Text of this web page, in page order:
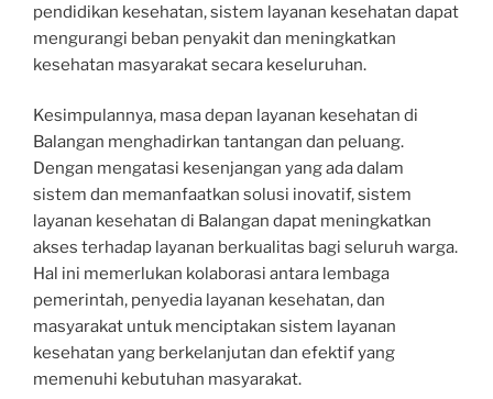
pendidikan kesehatan, sistem layanan kesehatan dapat
mengurangi beban penyakit dan meningkatkan
kesehatan masyarakat secara keseluruhan.
Kesimpulannya, masa depan layanan kesehatan di
Balangan menghadirkan tantangan dan peluang.
Dengan mengatasi kesenjangan yang ada dalam
sistem dan memanfaatkan solusi inovatif, sistem
layanan kesehatan di Balangan dapat meningkatkan
akses terhadap layanan berkualitas bagi seluruh warga.
Hal ini memerlukan kolaborasi antara lembaga
pemerintah, penyedia layanan kesehatan, dan
masyarakat untuk menciptakan sistem layanan
kesehatan yang berkelanjutan dan efektif yang
memenuhi kebutuhan masyarakat.